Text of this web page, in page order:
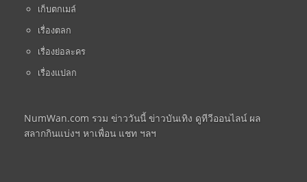
เก็บตกเมล์
เรื่องตลก
เรื่องย่อละคร
เรื่องแปลก
NumWan.com รวม ข่าววันนี้ ข่าวบันเทิง ดูทีวีออนไลน์ ผล
สลากกินแบ่งฯ หาเพื่อน แชท ฯลฯ